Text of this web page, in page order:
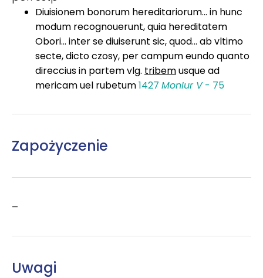
Diuisionem bonorum hereditariorum... in hunc
modum recognouerunt, quia hereditatem
Obori... inter se diuiserunt sic, quod... ab vltimo
secte, dicto czosy, per campum eundo quanto
direccius in partem vlg. tribemusque ad
mericam uel rubetum1427 MonIur V- 75
Zapożyczenie
–
Uwagi